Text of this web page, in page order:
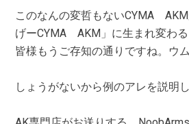
このなんの変哲もないCYMA
げーCYMA AKM」に生まれ変わ
皆様もうご存知の通りですね。ウム
しょうがないから例のアレを説明